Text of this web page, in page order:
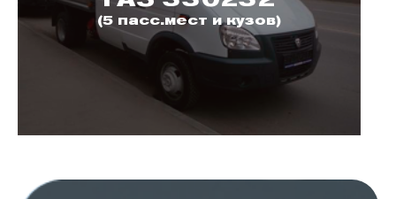
(5 пасс.мест и кузов)